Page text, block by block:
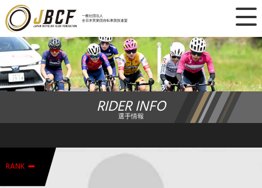
一般社団法人
全日本実業団自転車競技連盟
×
ニュース
レース日程
ランキング
チーム・選手
RIDER INFO
選手情報
RANK -